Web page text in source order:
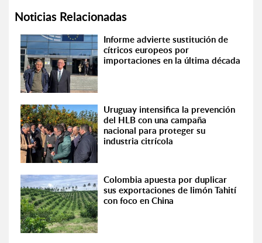
Noticias Relacionadas
Informe advierte sustitución de
cítricos europeos por
importaciones en la última década
Uruguay intensifica la prevención
del HLB con una campaña
nacional para proteger su
industria citrícola
Colombia apuesta por duplicar
sus exportaciones de limón Tahití
con foco en China